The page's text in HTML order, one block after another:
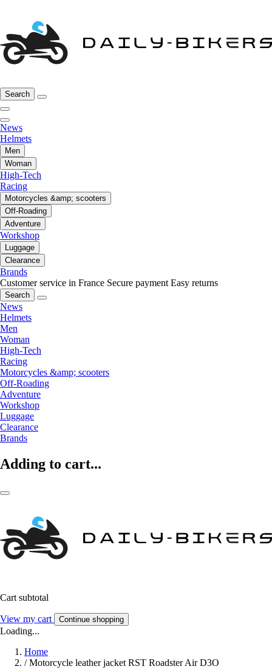
Search
News
Helmets
Men
Woman
High-Tech
Racing
Motorcycles &amp; scooters
Off-Roading
Adventure
Workshop
Luggage
Clearance
Brands
Customer service in France Secure payment Easy returns
Search
News
Helmets
Men
Woman
High-Tech
Racing
Motorcycles &amp; scooters
Off-Roading
Adventure
Workshop
Luggage
Clearance
Brands
Adding to cart...
Cart subtotal
View my cart Continue shopping
Loading...
Home
/ Motorcycle leather jacket RST Roadster Air D3O